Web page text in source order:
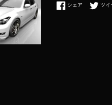
シェア Facebookツイ